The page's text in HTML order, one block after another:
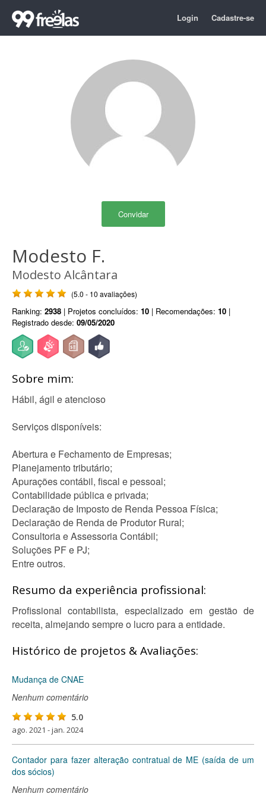
Login Cadastre-se
Convidar
Modesto F.
Modesto Alcântara
(5.0 - 10 avaliações)
Ranking: 2938 | Projetos concluídos: 10 | Recomendações: 10 |
Registrado desde: 09/05/2020
Sobre mim:
Hábil, ágil e atencioso
Serviços disponíveis:
Abertura e Fechamento de Empresas;
Planejamento tributário;
Apurações contábil, fiscal e pessoal;
Contabilidade pública e privada;
Declaração de Imposto de Renda Pessoa Física;
Declaração de Renda de Produtor Rural;
Consultoria e Assessoria Contábil;
Soluções PF e PJ;
Entre outros.
Resumo da experiência profissional:
Profissional contabilista, especializado em gestão de
receita, almejando sempre o lucro para a entidade.
Histórico de projetos & Avaliações:
Mudança de CNAE
Nenhum comentário
5.0
ago. 2021 - jan. 2024
Contador para fazer alteração contratual de ME (saída de um
dos sócios)
Nenhum comentário